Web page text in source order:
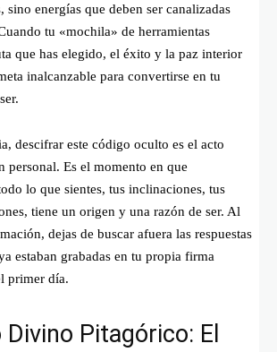
sino energías que deben ser canalizadas
tu «mochila» de herramientas
que has elegido, el éxito y la paz interior
inalcanzable para convertirse en tu
descifrar este código oculto es el acto
personal. Es el momento en que
lo que sientes, tus inclinaciones, tus
tiene un origen y una razón de ser. Al
dejas de buscar afuera las respuestas
estaban grabadas en tu propia firma
primer día.
Pitagórico: El